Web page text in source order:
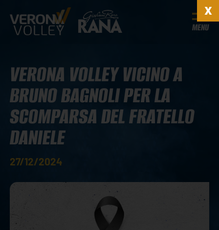
MENU
VERONA VOLLEY VICINO A
BRUNO BAGNOLI PER LA
SCOMPARSA DEL FRATELLO
DANIELE
27/12/2024